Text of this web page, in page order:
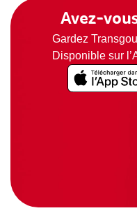
Avez-
Gardez
Disponible sur